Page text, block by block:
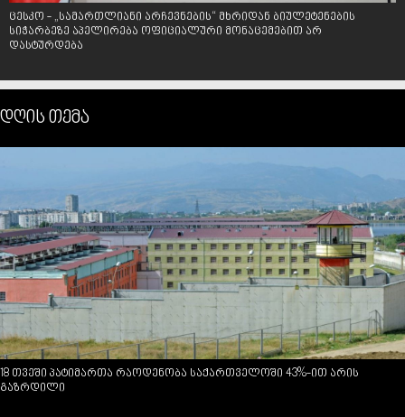
ცესკო - „სამართლიანი არჩევნების“ მხრიდან ბიულეტენების
სიჭარბეზე აპელირება ოფიციალური მონაცემებით არ
დასტურდება
დღის თემა
18 თვეში პატიმართა რაოდენობა საქართველოში 43%-ით არის
გაზრდილი